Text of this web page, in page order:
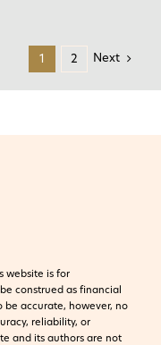
1 2 Next
website is for
construed as financial
be accurate, however, no
reliability, or
and its authors are not